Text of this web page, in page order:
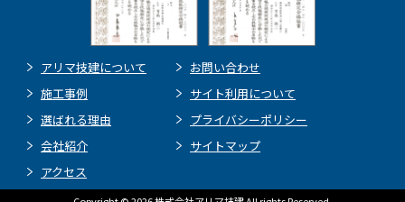
アリマ技建について
施工事例
選ばれる理由
会社紹介
アクセス
お問い合わせ
サイト利用について
プライバシーポリシー
サイトマップ